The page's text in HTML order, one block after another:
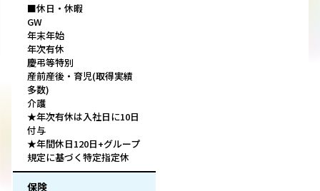
■休日・休暇
GW
年末年始
年次有休
慶弔等特別
産前産後・育児(取得実績
多数)
介護
★年次有休は入社日に10日
付与
★年間休日120日+グループ
規定に基づく特定指定休
保険